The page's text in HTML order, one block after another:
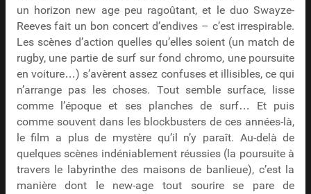
un horizon new age peu ragoûtant, et le duo Swayze-
Reeves fait un bon concert d’endives – c’est irrespirable.
Les scènes d’action quelles qu’elles soient (un match de
rugby, une partie de surf sur fond chromo, une poursuite
en voiture…) s’avèrent assez confuses et illisibles, ce qui
n’arrange pas les choses. Tout semble surface, lisse
comme l’époque et ses planches de surf… Et puis
comme souvent dans les blockbusters de ces années-là,
le film a plus de mystère qu’il n’y paraît. Au-delà de
quelques scènes indéniablement réussies (la poursuite à
travers le labyrinthe des maisons de banlieue), c’est la
manière dont le new-age tout sourire se pare de